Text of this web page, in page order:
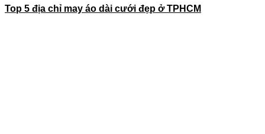
Top 5 địa chỉ may áo dài cưới đẹp ở TPHCM